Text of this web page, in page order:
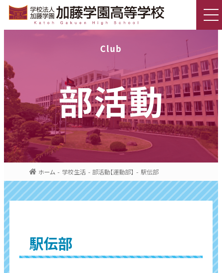
Club
部活動
ホーム 学校生活 部活動【運動部】 駅伝部
駅伝部